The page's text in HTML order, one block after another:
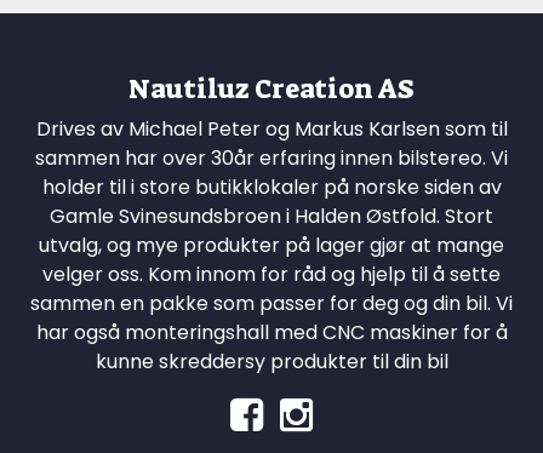
Nautiluz Creation AS
Drives av Michael Peter og Markus Karlsen som til
sammen har over 30år erfaring innen bilstereo. Vi
holder til i store butikklokaler på norske siden av
Gamle Svinesundsbroen i Halden Østfold. Stort
utvalg, og mye produkter på lager gjør at mange
velger oss. Kom innom for råd og hjelp til å sette
sammen en pakke som passer for deg og din bil. Vi
har også monteringshall med CNC maskiner for å
kunne skreddersy produkter til din bil